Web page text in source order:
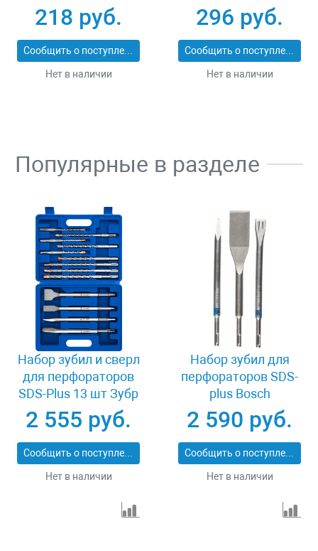
зеленые 105х55 см
80 л 10 шт Stayer
39158-105
218 руб.
Сообщить о поступлении
Нет в наличии
296 руб.
Сообщить о поступлении
Нет в наличии
Популярные в разделе
Набор зубил и сверл
для перфораторов
SDS-Plus 13 шт Зубр
29360-H13_z01
2 555 руб.
Сообщить о поступлении
Нет в наличии
Набор зубил для
перфораторов SDS-
plus Bosch
2607019159 3 штуки
2 590 руб.
Сообщить о поступлении
Нет в наличии